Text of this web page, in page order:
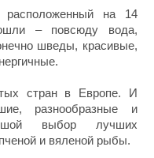
расположенный на 14
– повсюду вода,
шведы, красивые,
стран в Европе. И
разнообразные и
выбор лучших
и вяленой рыбы.